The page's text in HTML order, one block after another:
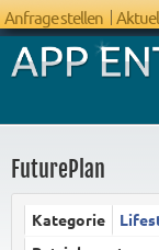
Anfrage stellen
FuturePlan
Kategorie